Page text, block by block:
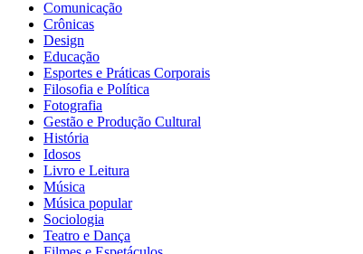
Comunicação
Crônicas
Design
Educação
Esportes e Práticas Corporais
Filosofia e Política
Fotografia
Gestão e Produção Cultural
História
Idosos
Livro e Leitura
Música
Música popular
Sociologia
Teatro e Dança